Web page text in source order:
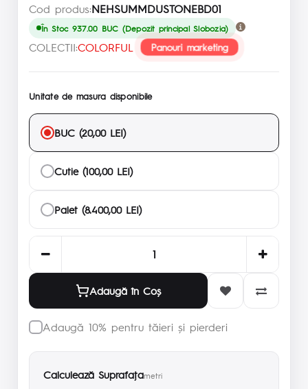
Cod produs:NEHSUMMDUSTONEBD01
În Stoc 937.00 BUC (Depozit principal Slobozia)
COLECTII:COLORFUL Panouri marketing
Unitate de masura disponibile
BUC (20,00 LEI)
Cutie (100,00 LEI)
Palet (8.400,00 LEI)
Adaugă în Coş
Adaugă 10% pentru tăieri și pierderi
Calculează Suprafaţametri